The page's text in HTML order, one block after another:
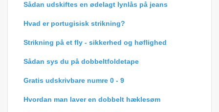
Sådan udskiftes en ødelagt lynlås på jeans
Hvad er portugisisk strikning?
Strikning på et fly - sikkerhed og høflighed
Sådan sys du på dobbeltfoldetape
Gratis udskrivbare numre 0 - 9
Hvordan man laver en dobbelt hæklesøm